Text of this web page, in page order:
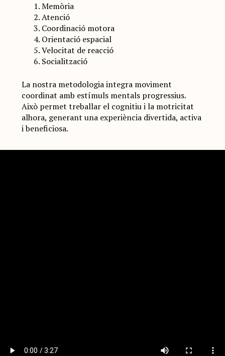
Memòria
Atenció
Coordinació motora
Orientació espacial
Velocitat de reacció
Socialització
La nostra metodologia integra moviment
coordinat amb estímuls mentals progressius.
Això permet treballar el cognitiu i la motricitat
alhora, generant una experiència divertida, activa
i beneficiosa.